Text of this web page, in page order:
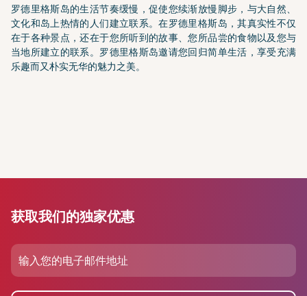
罗德里格斯岛的生活节奏缓慢，促使您续渐放慢脚步，与大自然、
文化和岛上热情的人们建立联系。在罗德里格斯岛，其真实性不仅
在于各种景点，还在于您所听到的故事、您所品尝的食物以及您与
当地所建立的联系。罗德里格斯岛邀请您回归简单生活，享受充满
乐趣而又朴实无华的魅力之美。
获取我们的独家优惠